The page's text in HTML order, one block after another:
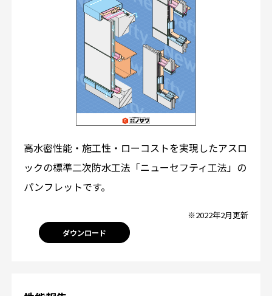
高水密性能・施工性・ローコストを実現したアスロ
ックの標準二次防水工法「ニューセフティ工法」の
パンフレットです。
※2022年2月更新
ダウンロード